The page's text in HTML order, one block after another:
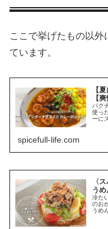
ここで挙げたもの以
ています。
【
【
パク
使っ
ーに
spicefull-life.com
〈
うめ
冷た
のお
うめ